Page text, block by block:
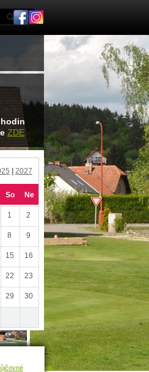
hodin
ZDE
2027
So Ne
1 2
8 9
15 16
22 23
29 30